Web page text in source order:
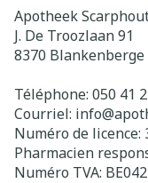
Apotheek
J. De Troozlaan 91
8370 Blankenberge
Téléphone: 050 41
Courriel: info@
Numéro de licence:
Pharmacien
Numéro TVA: